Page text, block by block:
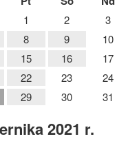
1 2
3
8 9
10
15 16
17
22 23
24
29 30 31
2021 r.